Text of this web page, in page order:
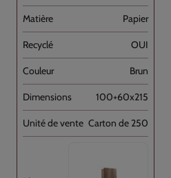
Papier
OUI
Brun
100+60x215
Carton de 250